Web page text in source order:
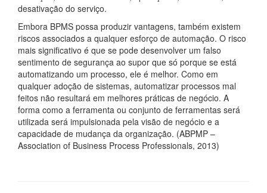
desativação do serviço.
Embora BPMS possa produzir vantagens, também existem
riscos associados a qualquer esforço de automação. O risco
mais significativo é que se pode desenvolver um falso
sentimento de segurança ao supor que só porque se está
automatizando um processo, ele é melhor. Como em
qualquer adoção de sistemas, automatizar processos mal
feitos não resultará em melhores práticas de negócio. A
forma como a ferramenta ou conjunto de ferramentas será
utilizada será impulsionada pela visão de negócio e a
capacidade de mudança da organização. (ABPMP –
Association of Business Process Professionals, 2013)